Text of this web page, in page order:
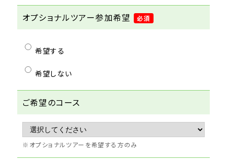
オプショナルツアー参加希望 必須
希望する
希望しない
ご希望のコース
オプショナルツアーを希望する方のみ